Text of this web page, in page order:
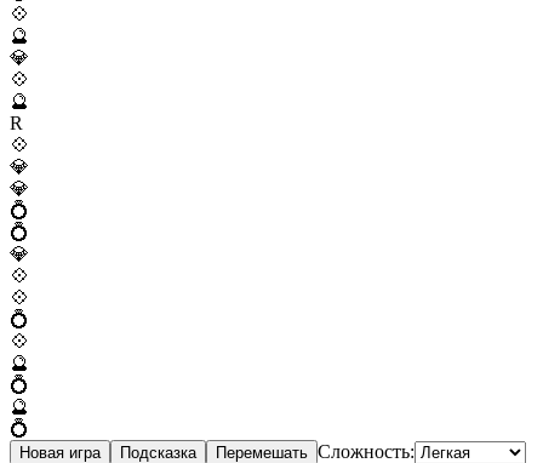
💠
🔮
💎
💠
🔮
R
💠
💎
💎
💍
💍
💎
💠
💠
💍
💠
🔮
💍
🔮
💍
Новая игра Подсказка Перемешать Сложность: